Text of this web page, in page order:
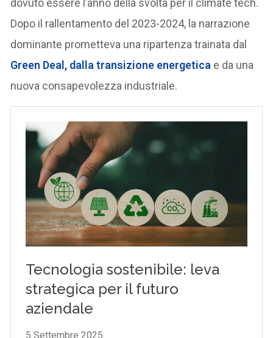
dovuto essere l’anno della svolta per il climate tech.
Dopo il rallentamento del 2023-2024, la narrazione
dominante prometteva una ripartenza trainata dal
Green Deal , dallatransizione energetica e da una
nuova consapevolezza industriale.